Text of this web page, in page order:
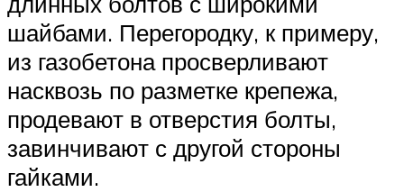
шайбами. Перегородку, к примеру,
из газобетона просверливают
насквозь по разметке крепежа,
продевают в отверстия болты,
завинчивают с другой стороны
гайками.